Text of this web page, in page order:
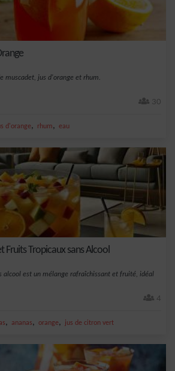
muscadet, jus d'orange et rhum.
30
d'orange, rhum, eau
Fruits Tropicaux sans Alcool
alcool est un mélange rafraîchissant et fruité, idéal
4
, ananas, orange, jus de citron vert